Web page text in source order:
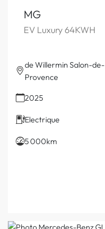
MG
EV Luxury 64KWH
de Willermin Salon-de-
Provence
2025
Electrique
5 000km